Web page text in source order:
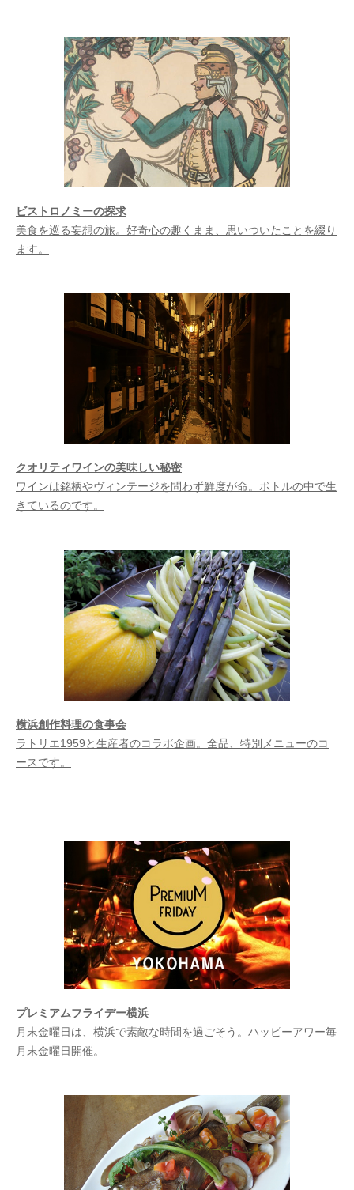
ビストロノミーの探求
美食を巡る妄想の旅。好奇心の趣くまま、思いついたことを綴り
ます。
クオリティワインの美味しい秘密
ワインは銘柄やヴィンテージを問わず鮮度が命。ボトルの中で生
きているのです。
横浜創作料理の食事会
ラトリエ1959と生産者のコラボ企画。全品、特別メニューのコ
ースです。
プレミアムフライデー横浜
月末金曜日は、横浜で素敵な時間を過ごそう。ハッピーアワー毎
月末金曜日開催。